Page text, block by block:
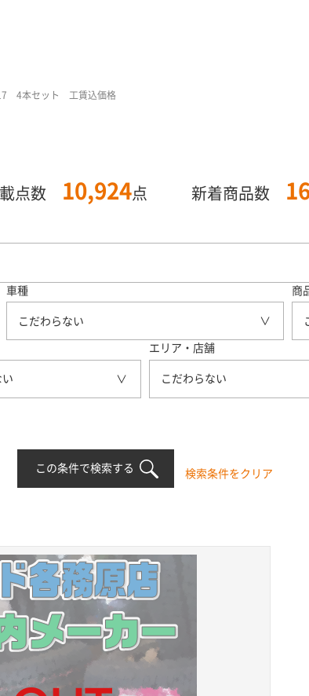
4本セット 工賃込価格
点数 10,924点 新着商品数
車種
こだわらない
商
い
エリア・店舗
こだわらない
この条件で検索する 検索条件をクリア